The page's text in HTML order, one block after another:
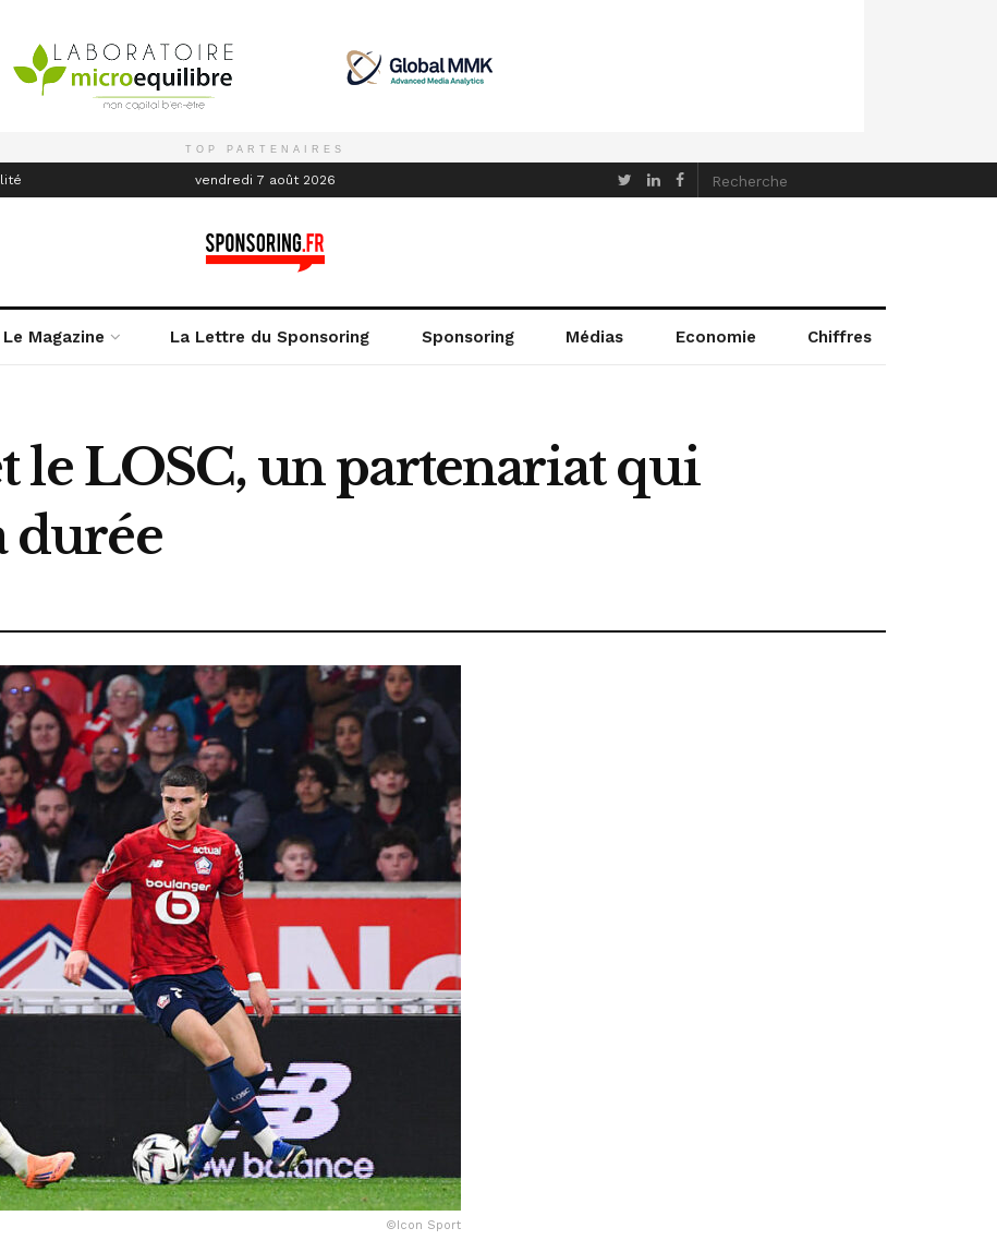
TOP PARTENAIRES
vendredi 7 août 2026
Le Magazine La Lettre du Sponsoring Sponsoring Médias Economie Chiffres
le LOSC, un partenariat qui
durée
©Icon Sport